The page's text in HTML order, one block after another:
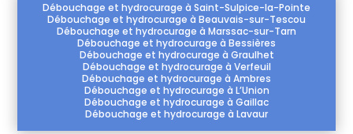
Débouchage et hydrocurage à Saint-Sulpice-la-Pointe
Débouchage et hydrocurage à Beauvais-sur-Tescou
Débouchage et hydrocurage à Marssac-sur-Tarn
Débouchage et hydrocurage à Bessières
Débouchage et hydrocurage à Graulhet
Débouchage et hydrocurage à Verfeuil
Débouchage et hydrocurage à Ambres
Débouchage et hydrocurage à L’Union
Débouchage et hydrocurage à Gaillac
Débouchage et hydrocurage à Lavaur